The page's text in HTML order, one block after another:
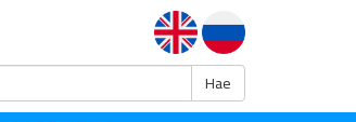
Haku
Hae